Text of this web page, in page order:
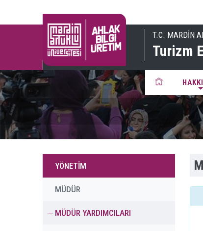
T.C. MARDİN
Turizm
YÖNETİM
MÜDÜR
MÜDÜR YARDIMCILARI